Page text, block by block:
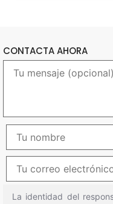
CONTACTA AHORA